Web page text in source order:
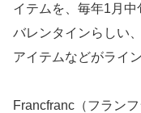
イテムを、毎年1月中
バレンタインらしい
アイテムなどがライ
Francfranc（フラン